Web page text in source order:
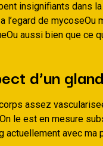
insignifiants dans
l’egard de
aussi bien que ce
d’un
assez
le est en mesure
actuellement avec ma